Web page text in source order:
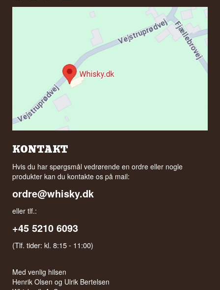
KONTAKT
Hvis du har spørgsmål vedrørende en ordre eller nogle
produkter kan du kontakte os på mail:
ordre@whisky.dk
eller tlf.:
+45 5210 6093
(Tlf. tider: kl. 8:15 - 11:00)
Med venlig hilsen
Henrik Olsen og Ulrik Bertelsen